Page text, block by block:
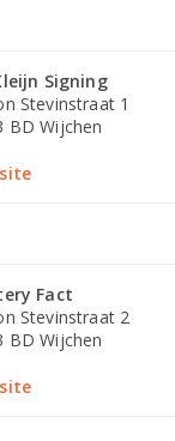
Signing
Stevinstraat 1
BD Wijchen
Fact
Stevinstraat 2
BD Wijchen